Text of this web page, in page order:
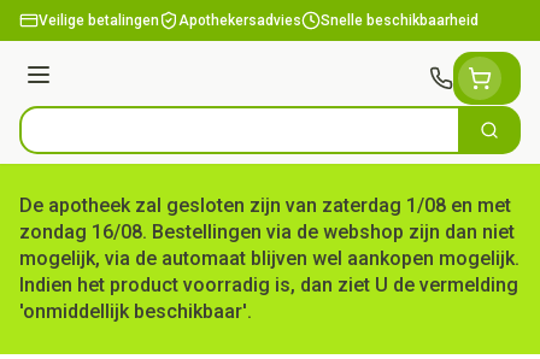
Ga naar de inhoud
Veilige betalingen Apothekersadvies Snelle beschikbaarheid
Menu
Product, merk, categorie... Zoek
De apotheek zal gesloten zijn van zaterdag 1/08 en met
zondag 16/08. Bestellingen via de webshop zijn dan niet
mogelijk, via de automaat blijven wel aankopen mogelijk.
Indien het product voorradig is, dan ziet U de vermelding
'onmiddellijk beschikbaar'.